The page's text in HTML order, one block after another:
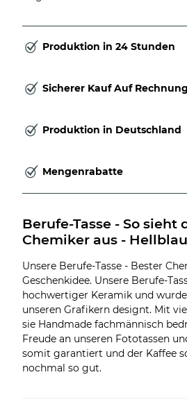
Produktion in 24 Stunden
Sicherer Kauf Auf Rechnung
Produktion in Deutschland
Mengenrabatte
Berufe-Tasse - So sieht
Chemiker aus - Hellblau
Unsere Berufe-Tasse - Bester
Geschenkidee. Unsere Berufe-
hochwertiger Keramik und
unseren Grafikern designt. Mit
sie Handmade fachmännisch
Freude an unseren Fototassen
somit garantiert und der Kaffee
nochmal so gut.